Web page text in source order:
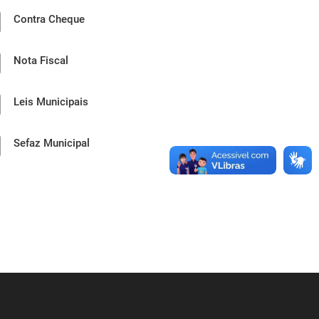
Contra Cheque
Nota Fiscal
Leis Municipais
Sefaz Municipal